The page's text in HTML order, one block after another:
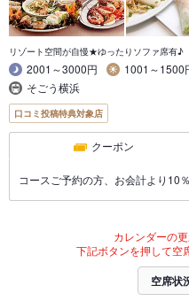
リゾート空間が自慢★ゆったりソファ席有♪
2001～3000円
1001～1500
そごう横浜
口コミ投稿特典対象店
クーポン
コースご予約の方、お会計より10
カレンダーの
下記ボタンを押して空
空席状